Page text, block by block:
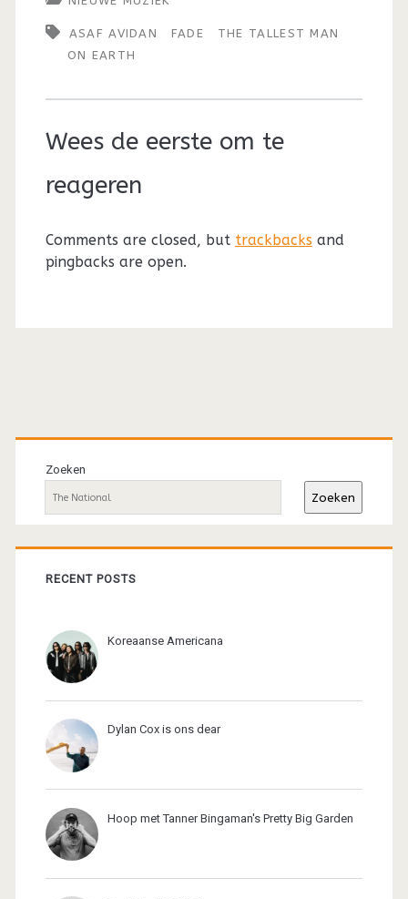
ASAF AVIDAN FADE
THE TALLEST MAN
ON EARTH
Wees de eerste om te
reageren
Comments are closed, but trackbacks and
pingbacks are open.
Primaire
sidebar
Zoeken
Zoeken
RECENT POSTS
Koreaanse Americana
Dylan Cox is ons dear
Hoop met Tanner Bingaman's Pretty Big Garden